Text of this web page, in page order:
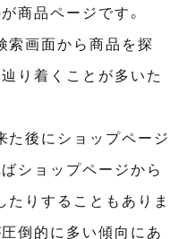
商品ページです。
索画面から商品を探
り着くことが多いた
た後にショップページ
ショップページから
りすることもありま
倒的に多い傾向にあ